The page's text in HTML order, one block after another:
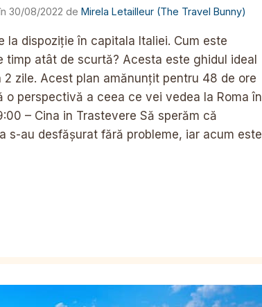
30/08/2022 de Mirela Letailleur (The Travel Bunny)
la dispoziție în capitala Italiei. Cum este
timp atât de scurtă? Acesta este ghidul ideal
zile. Acest plan amănunțit pentru 48 de ore
o perspectivă a ceea ce vei vedea la Roma în
– Cina in Trastevere Să sperăm că
s-au desfășurat fără probleme, iar acum este